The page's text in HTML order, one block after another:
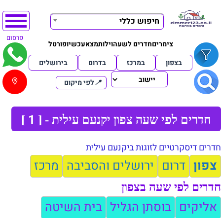
חיפוש כללי
צימריםחדרים לשעהוילותמצאעכשיופורטל
פרסום
בצפון במרכז בדרום
בירושלים
📍לפי מיקום
חדרים לפי שעה צפון יקנעם עילית - [ 1
]
חדרים דיסקרטיים לזוגות ביקנעם עילית
צפון דרום ירושלים והסביבה מרכז
חדרים לפי שעה בצפון
אליקים בוסתן הגליל בית השיטה